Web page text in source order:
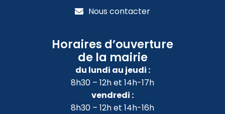
Nous contacter
Horaires d’ouverture
de la mairie
du lundi au jeudi :
8h30 – 12h et 14h-17h
vendredi :
8h30 – 12h et 14h-16h